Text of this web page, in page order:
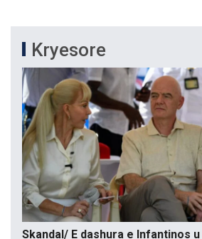
Kryesore
Skandal/ E dashura e Infantinos u